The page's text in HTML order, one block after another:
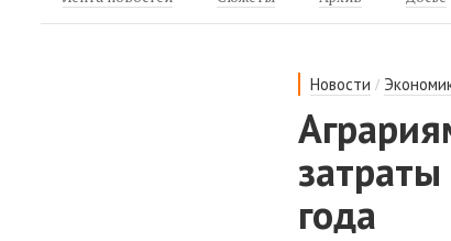
Новости /
года